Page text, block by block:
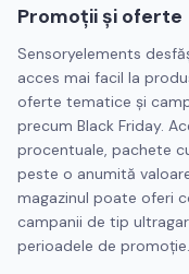
Promoții și oferte
Sensoryelements
acces mai facil la
oferte tematice și
precum Black Friday.
procentuale, pachete
peste o anumită
magazinul poate oferi
campanii de tip
perioadele de promoție.